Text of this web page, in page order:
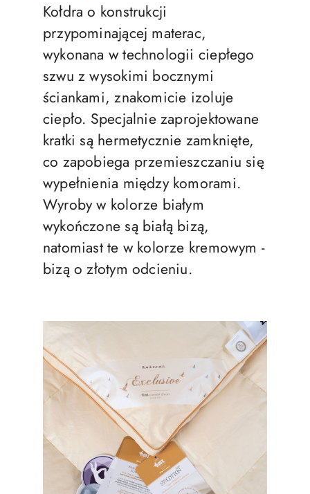
Kołdra o konstrukcji
przypominającej materac,
wykonana w technologii ciepłego
szwu z wysokimi bocznymi
ściankami, znakomicie izoluje
ciepło. Specjalnie zaprojektowane
kratki są hermetycznie zamknięte,
co zapobiega przemieszczaniu się
wypełnienia między komorami.
Wyroby w kolorze białym
wykończone są białą bizą,
natomiast te w kolorze kremowym -
bizą o złotym odcieniu.